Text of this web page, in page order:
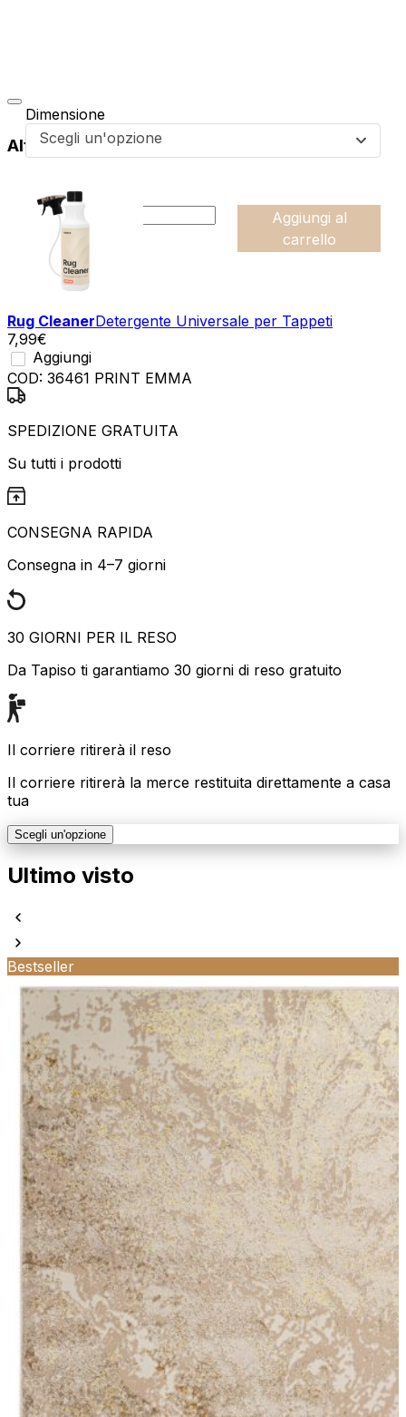
Dimensione
Scegli un'opzione
:product_name quantity
Aggiungi al
carrello
Altri prodotti di questa collezione
Rug CleanerDetergente Universale per Tappeti
7,99€
Aggiungi
COD: 36461 PRINT EMMA
SPEDIZIONE GRATUITA
Su tutti i prodotti
CONSEGNA RAPIDA
Consegna in 4–7 giorni
30 GIORNI PER IL RESO
Da Tapiso ti garantiamo 30 giorni di reso gratuito
Il corriere ritirerà il reso
Il corriere ritirerà la merce restituita direttamente a casa
tua
Scegli un'opzione
Ultimo visto
Bestseller